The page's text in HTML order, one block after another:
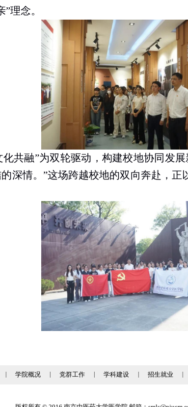
理念。
化共融”为双轮驱动，构建校地协同发
深情。”这场跨越校地的双向奔赴，
学院概况 党群工作 学科建设 招生就业